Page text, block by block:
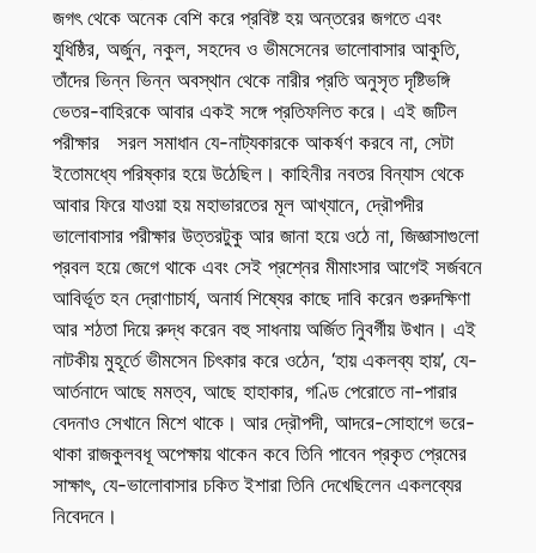
জগৎ থেকে অনেক বেশি করে প্রবিষ্ট হয় অন্তরের জগতে এবং
যুধিষ্ঠির, অর্জুন, নকুল, সহদেব ও ভীমসেনের ভালোবাসার আকুতি,
তাঁদের ভিন্ন ভিন্ন অবস্থান থেকে নারীর প্রতি অনুসৃত দৃষ্টিভঙ্গি
ভেতর-বাহিরকে আবার একই সঙ্গে প্রতিফলিত করে। এই জটিল
পরীক্ষার সরল সমাধান যে-নাট্যকারকে আকর্ষণ করবে না, সেটা
ইতোমধ্যে পরিষ্কার হয়ে উঠেছিল। কাহিনীর নবতর বিন্যাস থেকে
আবার ফিরে যাওয়া হয় মহাভারতের মূল আখ্যানে, দ্রৌপদীর
ভালোবাসার পরীক্ষার উত্তরটুকু আর জানা হয়ে ওঠে না, জিজ্ঞাসাগুলো
প্রবল হয়ে জেগে থাকে এবং সেই প্রশ্নের মীমাংসার আগেই সর্জবনে
আবির্ভূত হন দ্রোণাচার্য, অনার্য শিষ্যের কাছে দাবি করেন গুরুদক্ষিণা
আর শঠতা দিয়ে রুদ্ধ করেন বহু সাধনায় অর্জিত নিুবর্গীয় উখান। এই
নাটকীয় মুহূর্তে ভীমসেন চিৎকার করে ওঠেন, ‘হায় একলব্য হায়’, যে-
আর্তনাদে আছে মমত্ব, আছে হাহাকার, গণ্ডি পেরোতে না-পারার
বেদনাও সেখানে মিশে থাকে। আর দ্রৌপদী, আদরে-সোহাগে ভরে-
থাকা রাজকুলবধূ অপেক্ষায় থাকেন কবে তিনি পাবেন প্রকৃত প্রেমের
সাক্ষাৎ, যে-ভালোবাসার চকিত ইশারা তিনি দেখেছিলেন একলব্যের
নিবেদনে।